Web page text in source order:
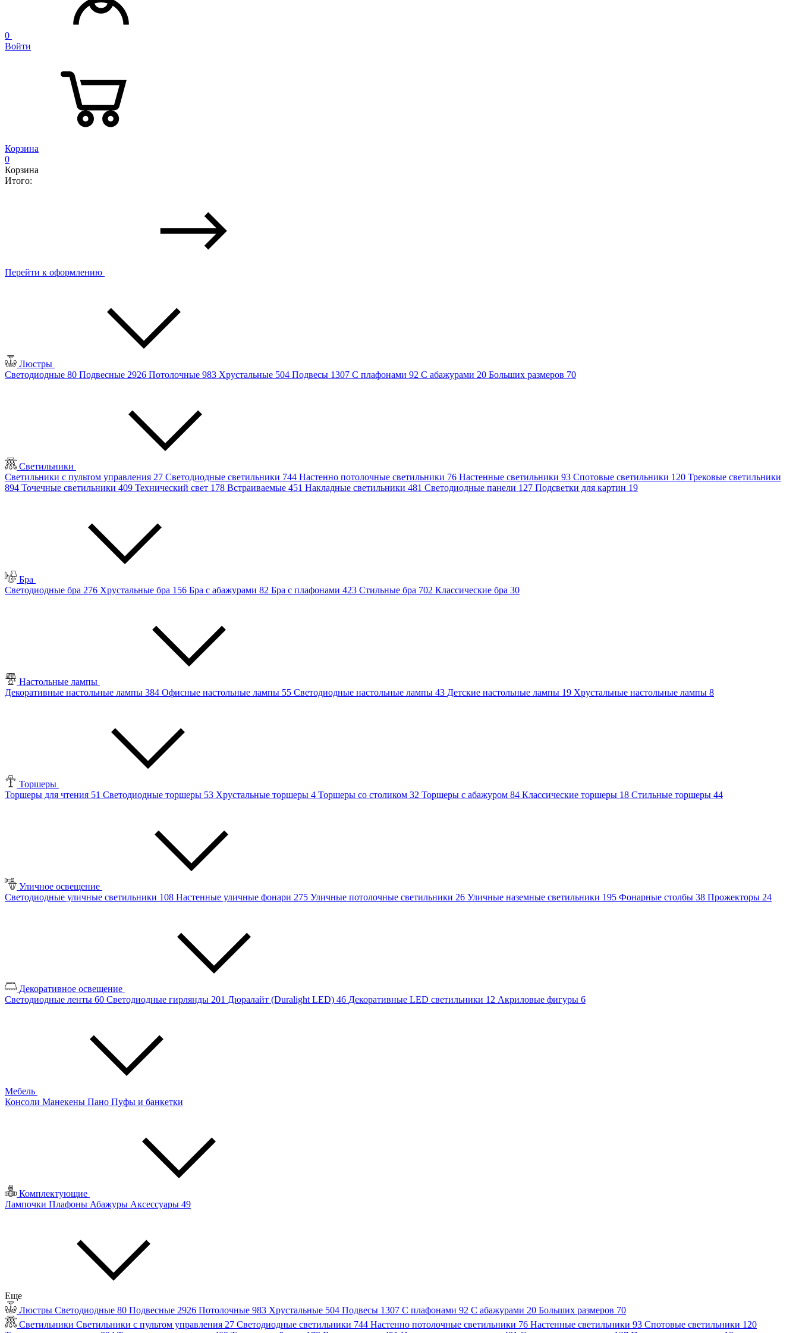
0
Войти
Корзина
0
Корзина
Итого:
Перейти к оформлению
Люстры
Светодиодные 80 Подвесные 2926 Потолочные 983 Хрустальные 504 Подвесы 1307 С плафонами 92 С абажурами 20 Больших размеров 70
Светильники
Светильники с пультом управления 27 Светодиодные светильники 744 Настенно потолочные светильники 76 Настенные светильники 93 Спотовые светильники 120 Трековые светильники
894 Точечные светильники 409 Технический свет 178 Встраиваемые 451 Накладные светильники 481 Светодиодные панели 127 Подсветки для картин 19
Бра
Светодиодные бра 276 Хрустальные бра 156 Бра с абажурами 82 Бра с плафонами 423 Стильные бра 702 Классические бра 30
Настольные лампы
Декоративные настольные лампы 384 Офисные настольные лампы 55 Светодиодные настольные лампы 43 Детские настольные лампы 19 Хрустальные настольные лампы 8
Торшеры
Торшеры для чтения 51 Светодиодные торшеры 53 Хрустальные торшеры 4 Торшеры со столиком 32 Торшеры с абажуром 84 Классические торшеры 18 Стильные торшеры 44
Уличное освещение
Светодиодные уличные светильники 108 Настенные уличные фонари 275 Уличные потолочные светильники 26 Уличные наземные светильники 195 Фонарные столбы 38 Прожекторы 24
Декоративное освещение
Светодиодные ленты 60 Светодиодные гирлянды 201 Дюралайт (Duralight LED) 46 Декоративные LED светильники 12 Акриловые фигуры 6
Мебель
Консоли Манекены Пано Пуфы и банкетки
Комплектующие
Лампочки Плафоны Абажуры Аксессуары 49
Еще
Люстры Светодиодные 80 Подвесные 2926 Потолочные 983 Хрустальные 504 Подвесы 1307 С плафонами 92 С абажурами 20 Больших размеров 70
Светильники Светильники с пультом управления 27 Светодиодные светильники 744 Настенно потолочные светильники 76 Настенные светильники 93 Спотовые светильники 120